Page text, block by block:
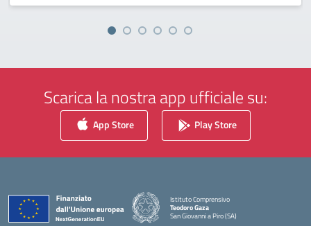
Scarica la nostra app ufficiale su:
App Store Play Store
Istituto Comprensivo
Teodoro Gaza
San Giovanni a Piro (SA)